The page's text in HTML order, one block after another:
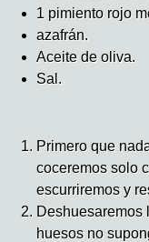
1 pimiento rojo
azafrán.
Aceite de oliva.
Sal.
Primero que
coceremos solo
escurriremos y
Deshuesaremos
huesos no